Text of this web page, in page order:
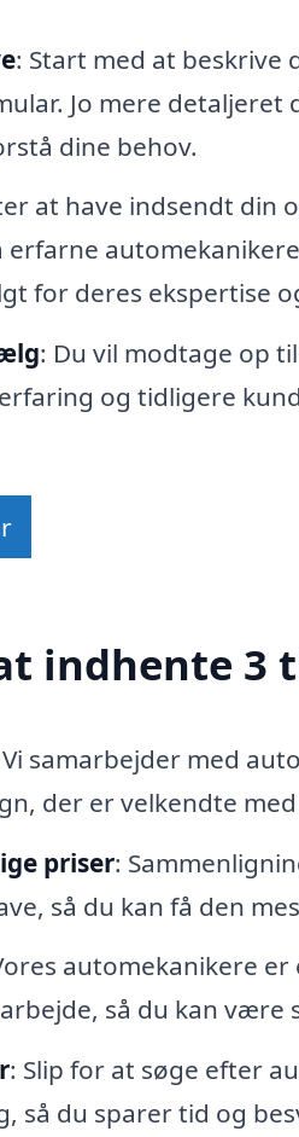
: Start med at beskrive
Jo mere detaljeret
dine behov.
at have indsendt din
for deres ekspertise
: Du vil modtage op
og tidligere
indhente
samarbejder med
der er velkendte
priser:
så du kan få den
automekanikere
så du kan
: Slip for at søge efter
så du sparer tid og